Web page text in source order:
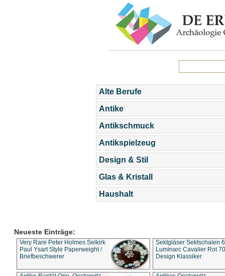
Alte Berufe
Antike
Antikschmuck
Antikspielzeug
Design & Stil
Glas & Kristall
Haushalt
Neueste Einträge:
Very Rare Peter Holmes Selkirk
Paul Ysart Style Paperweight /
Briefbeschwerer
Sektgläser Sektschalen
Luminarc Cavalier Rot
Design Klassiker